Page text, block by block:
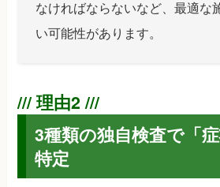
なければならないなど、最適な
い可能性があります。
3種類の独自検査で「
特定